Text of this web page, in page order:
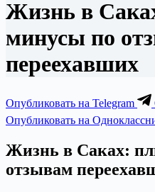
Жизнь в
минусы по
переехавших
Опубликовать на Telegram
Опубликовать на
Жизнь в Саках:
отзывам